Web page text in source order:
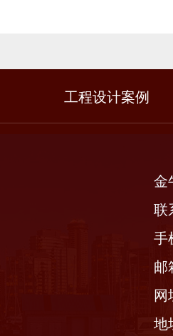
工程设计案例
金
联
手
邮
网
地